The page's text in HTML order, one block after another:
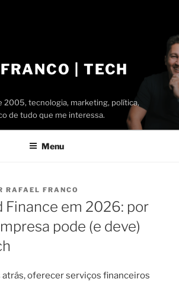
| TECH
2005, tecnologia, marketing, política,
de tudo que me interessa.
Menu
RAFAEL FRANCO
Finance em 2026: por
pode (e deve)
atrás, oferecer serviços financeiros